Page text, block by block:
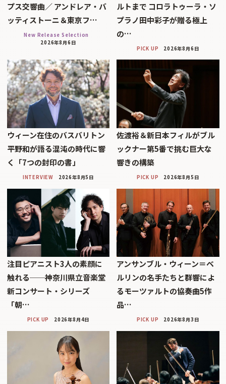
プス交響曲／ アンドレア・バ
ッティストーニ＆東京フ…
New Release Selection
2026年8月6日
ルトまで コロラトゥーラ・ソ
プラノ田中彩子が贈る極上
の…
PICK UP 2026年8月6日
ウィーン在住のバスバリトン
平野和が語る混沌の時代に響
く「7つの封印の書」
INTERVIEW 2026年8月5日
佐渡裕＆新日本フィルがブル
ックナー第5番で挑む巨大な
響きの構築
PICK UP 2026年8月5日
注目ピアニスト3人の素顔に
触れる──神奈川県立音楽堂
新コンサート・シリーズ
「朝…
PICK UP 2026年8月4日
アンサンブル・ウィーン＝ベ
ルリンの名手たちと群響によ
るモーツァルトの協奏曲5作
品…
PICK UP 2026年8月3日